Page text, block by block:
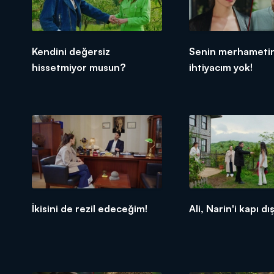
Kendini değersiz
hissetmiyor musun?
Senin
ihtiyacım yok!
İkisini de rezil edeceğim! Ali, Narin'i kapı